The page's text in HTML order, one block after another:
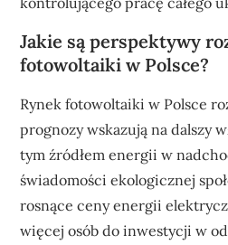
Jakie są perspektywy
fotowoltaiki w Polsce?
Rynek fotowoltaiki w Polsce
prognozy wskazują na dalszy
tym źródłem energii w
świadomości ekologicznej
rosnące ceny energii
więcej osób do inwestycji w